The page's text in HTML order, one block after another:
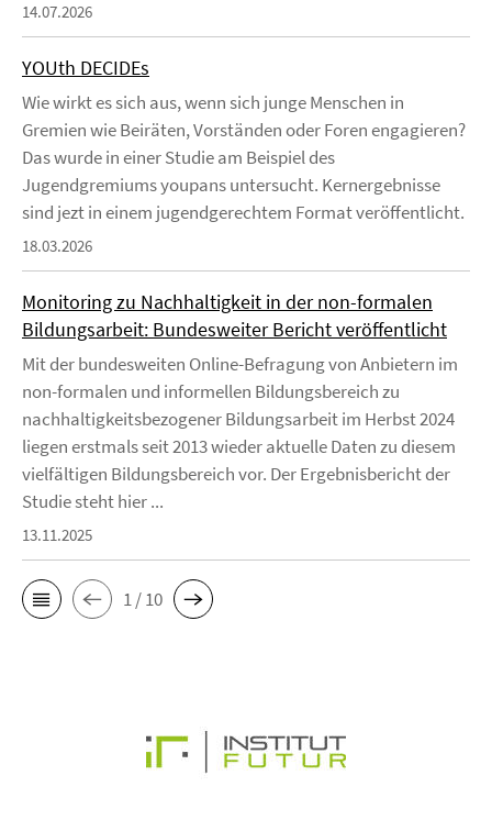
14.07.2026
YOUth DECIDEs
Wie wirkt es sich aus, wenn sich junge Menschen in
Gremien wie Beiräten, Vorständen oder Foren engagieren?
Das wurde in einer Studie am Beispiel des
Jugendgremiums youpans untersucht. Kernergebnisse
sind jezt in einem jugendgerechtem Format veröffentlicht.
18.03.2026
Monitoring zu Nachhaltigkeit in der non-formalen
Bildungsarbeit: Bundesweiter Bericht veröffentlicht
Mit der bundesweiten Online-Befragung von Anbietern im
non-formalen und informellen Bildungsbereich zu
nachhaltigkeitsbezogener Bildungsarbeit im Herbst 2024
liegen erstmals seit 2013 wieder aktuelle Daten zu diesem
vielfältigen Bildungsbereich vor. Der Ergebnisbericht der
Studie steht hier ...
13.11.2025
1 / 10